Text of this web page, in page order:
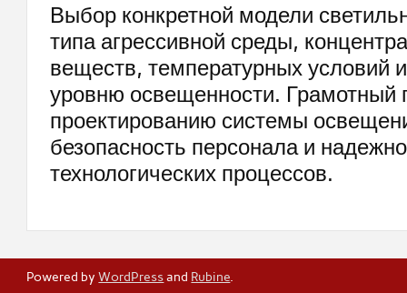
Выбор конкретной модели
типа агрессивной среды,
веществ, температурных условий
уровню освещенности. Грамотный
проектированию системы
безопасность персонала и
технологических процессов.
Powered byWordPressand Rubine.